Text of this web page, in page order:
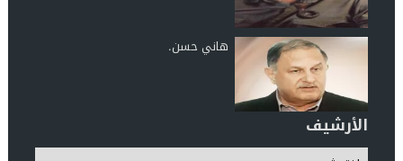
هاني حسن.
الأرشيف